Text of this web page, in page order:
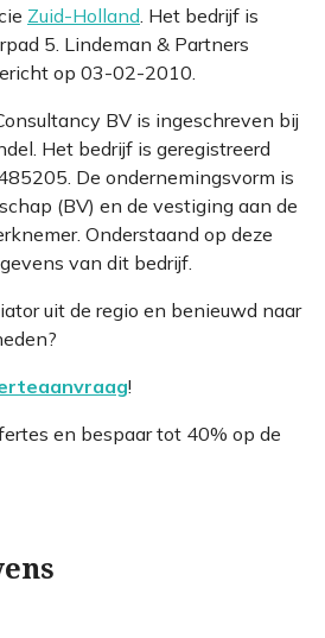
Zuid-Holland . Het bedrijf is
5. Lindeman & Partners
op 03-02-2010.
BV is ingeschreven bij
Het bedrijf is geregistreerd
De ondernemingsvorm is
(BV) en de vestiging aan de
Onderstaand op deze
van dit bedrijf.
uit de regio en benieuwd naar
!
en bespaar tot 40% op de